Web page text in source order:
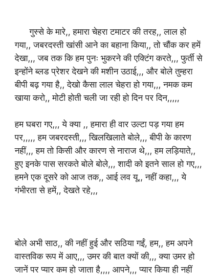
गुस्से के मारे,, हमारा चेहरा टमाटर की तरह,, लाल हो
गया,, जबरदस्ती खांसी आने का बहाना किया,, तो चौंक कर हमें
देखा,,, जब तक कि हम पुनः भुकरने की एक्टिंग करते,,, फुर्ती से
इन्होंने ब्लड प्रेशर देखने की मशीन उठाई,,, और बोले तुम्हरा
बीपी बढ़ गया है,, देखो कैसा लाल चेहरा हो गया,,, नमक कम
खाया करो,, मोटी होती चली जा रही हो दिन पर दिन,,,,,
हम घबरा गए,,, ये क्या ,, हमारा ही वार उल्टा पड़ गया हम
पर,,,,, हम जबरदस्ती,,, खिलखिलाते बोले,,, बीपी के कारण
नहीं,,, हम तो किसी और कारण से नाराज थे,,, हम लड़ियाते,,
हुए इनके पास सरकते बोले बोले,,, शादी को इतने साल हो गए,,,
हमने एक दूसरे को आज तक,, आई लव यू,, नहीं कहा,,, ये
गंभीरता से हमें,, देखते रहे,,,
बोले अभी साठ,, की नहीं हुई और सठिया गईं, हम,, हम अपने
वास्तविक रूप में आए,,, उमर की बात क्यों की,,, क्या उमर हो
जानें पर प्यार कम हो जाता है,,,, आपने,,, प्यार किया ही नहीं